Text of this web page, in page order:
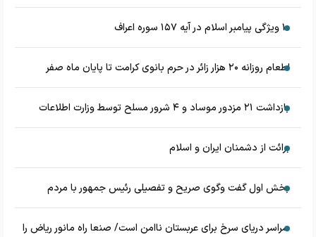
۱۰ ویژگی پیامبر اسلام در آیه ۱۵۷ سوره اعراف
اطعام روزانه ۲۰ هزار زائر در حرم بانوی کرامت تا پایان ماه صفر
بازداشت ۲۱ مزدور موساد و ۴ شرور مسلح توسط وزارت اطلاعات
برائت از دشمنان ایران و اسلام
بخش اول گفت وگوی صریح و تفصیلی رئیس جمهور با مردم
سراسر دریای سرخ برای عربستان ناامن است/ صنعا راه مانور ریاض را